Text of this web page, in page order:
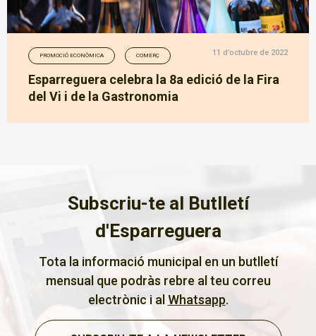
PROMOCIÓ ECONÒMICA COMERÇ 11 d’octubre de 2022
Esparreguera celebra la 8a edició de la Fira
del Vi i de la Gastronomia
Subscriu-te al Butlletí
d'Esparreguera
Tota la informació municipal en un butlletí
mensual que podràs rebre al teu correu
electrònic i al Whatsapp.